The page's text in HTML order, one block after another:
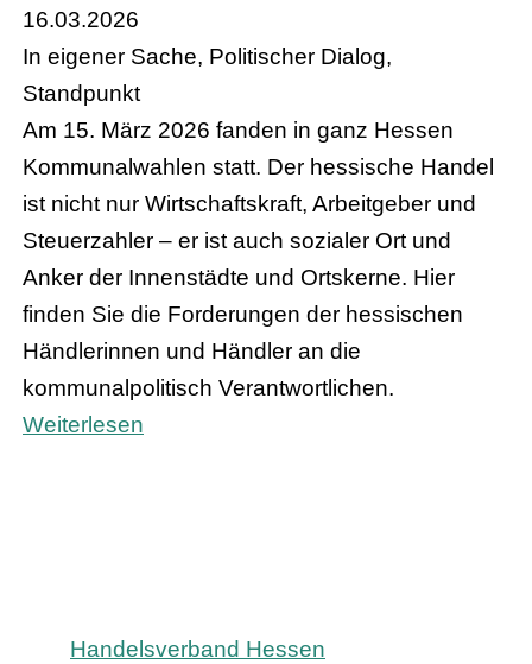
16.03.2026
In eigener Sache, Politischer Dialog,
Standpunkt
Am 15. März 2026 fanden in ganz Hessen
Kommunalwahlen statt. Der hessische Handel
ist nicht nur Wirtschaftskraft, Arbeitgeber und
Steuerzahler – er ist auch sozialer Ort und
Anker der Innenstädte und Ortskerne. Hier
finden Sie die Forderungen der hessischen
Händlerinnen und Händler an die
kommunalpolitisch Verantwortlichen.
Weiterlesen
Handelsverband Hessen